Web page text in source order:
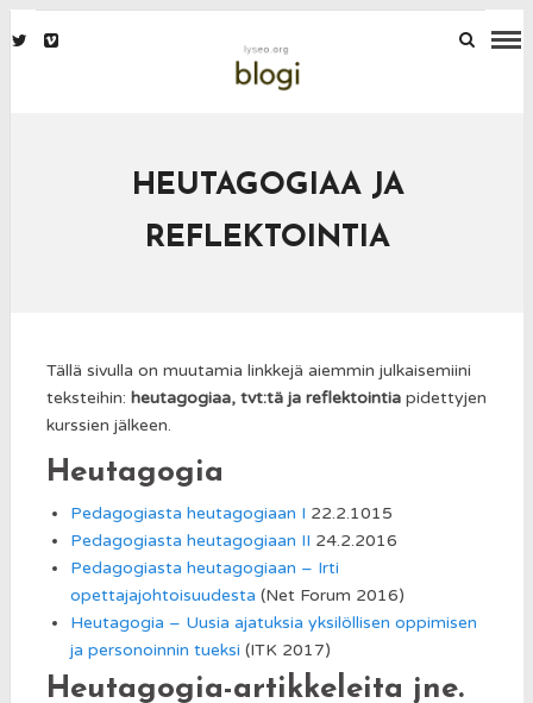
HEUTAGOGIAA JA
REFLEKTOINTIA
Tällä sivulla on muutamia linkkejä aiemmin julkaisemiini
teksteihin: heutagogiaa, tvt:tä ja reflektointia pidettyjen
kurssien jälkeen.
Heutagogia
Pedagogiasta heutagogiaan I 22.2.1015
Pedagogiasta heutagogiaan II 24.2.2016
Pedagogiasta heutagogiaan – Irti
opettajajohtoisuudesta (Net Forum 2016)
Heutagogia – Uusia ajatuksia yksilöllisen oppimisen
ja personoinnin tueksi (ITK 2017)
Heutagogia-artikkeleita jne.